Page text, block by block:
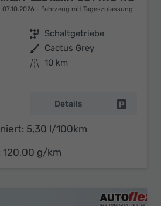
07.10.2026 Fahrzeug mit Tageszulassung
Getriebe Schaltgetriebe
Außenfarbe Cactus Grey
Kilometerstand 10 km
Details
5,30 l/100km
120,00 g/km